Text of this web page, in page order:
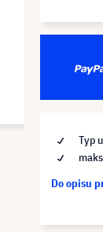
Typ
Do opisu